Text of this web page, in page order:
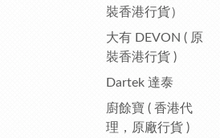
裝香港行貨）
大有 DEVON ( 原
裝香港行貨 )
Dartek 達泰
廚餘寶 ( 香港代
理，原廠行貨 )